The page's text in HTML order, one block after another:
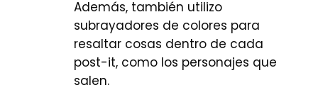
Además, también utilizo
subrayadores de colores para
resaltar cosas dentro de cada
post-it, como los personajes que
salen.